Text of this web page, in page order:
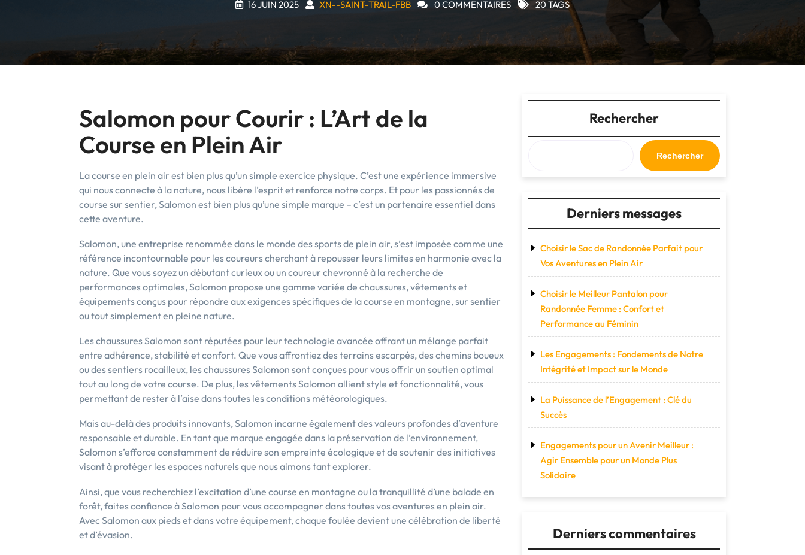
16 JUIN 2025 XN--SAINT-TRAIL-FBB 0 COMMENTAIRES 20 TAGS
Salomon pour Courir : L’Art de la
Course en Plein Air
La course en plein air est bien plus qu’un simple exercice physique. C’est une expérience immersive
qui nous connecte à la nature, nous libère l’esprit et renforce notre corps. Et pour les passionnés de
course sur sentier, Salomon est bien plus qu’une simple marque – c’est un partenaire essentiel dans
cette aventure.
Salomon, une entreprise renommée dans le monde des sports de plein air, s’est imposée comme une
référence incontournable pour les coureurs cherchant à repousser leurs limites en harmonie avec la
nature. Que vous soyez un débutant curieux ou un coureur chevronné à la recherche de
performances optimales, Salomon propose une gamme variée de chaussures, vêtements et
équipements conçus pour répondre aux exigences spécifiques de la course en montagne, sur sentier
ou tout simplement en pleine nature.
Les chaussures Salomon sont réputées pour leur technologie avancée offrant un mélange parfait
entre adhérence, stabilité et confort. Que vous affrontiez des terrains escarpés, des chemins boueux
ou des sentiers rocailleux, les chaussures Salomon sont conçues pour vous offrir un soutien optimal
tout au long de votre course. De plus, les vêtements Salomon allient style et fonctionnalité, vous
permettant de rester à l’aise dans toutes les conditions météorologiques.
Mais au-delà des produits innovants, Salomon incarne également des valeurs profondes d’aventure
responsable et durable. En tant que marque engagée dans la préservation de l’environnement,
Salomon s’efforce constamment de réduire son empreinte écologique et de soutenir des initiatives
visant à protéger les espaces naturels que nous aimons tant explorer.
Ainsi, que vous recherchiez l’excitation d’une course en montagne ou la tranquillité d’une balade en
forêt, faites confiance à Salomon pour vous accompagner dans toutes vos aventures en plein air.
Avec Salomon aux pieds et dans votre équipement, chaque foulée devient une célébration de liberté
et d’évasion.
Rechercher
Rechercher
Derniers messages
Choisir le Sac de Randonnée Parfait pour
Vos Aventures en Plein Air
Choisir le Meilleur Pantalon pour
Randonnée Femme : Confort et
Performance au Féminin
Les Engagements : Fondements de Notre
Intégrité et Impact sur le Monde
La Puissance de l’Engagement : Clé du
Succès
Engagements pour un Avenir Meilleur :
Agir Ensemble pour un Monde Plus
Solidaire
Derniers commentaires